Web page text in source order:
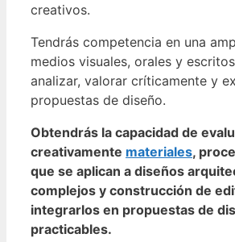
creativos.
Tendrás competencia en una
medios visuales, orales y
analizar, valorar críticamente y
propuestas de diseño.
Obtendrás la capacidad de
creativamente materiales,
que se aplican a diseños
complejos y construcción de
integrarlos en propuestas de
practicables.